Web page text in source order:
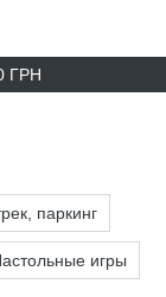
ГРН
паркинг
игры